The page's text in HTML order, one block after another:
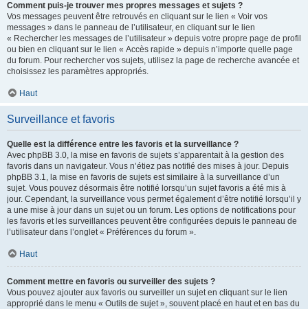
Comment puis-je trouver mes propres messages et sujets ?
Vos messages peuvent être retrouvés en cliquant sur le lien « Voir vos
messages » dans le panneau de l’utilisateur, en cliquant sur le lien
« Rechercher les messages de l’utilisateur » depuis votre propre page de profil
ou bien en cliquant sur le lien « Accès rapide » depuis n’importe quelle page
du forum. Pour rechercher vos sujets, utilisez la page de recherche avancée et
choisissez les paramètres appropriés.
Haut
Surveillance et favoris
Quelle est la différence entre les favoris et la surveillance ?
Avec phpBB 3.0, la mise en favoris de sujets s’apparentait à la gestion des
favoris dans un navigateur. Vous n’étiez pas notifié des mises à jour. Depuis
phpBB 3.1, la mise en favoris de sujets est similaire à la surveillance d’un
sujet. Vous pouvez désormais être notifié lorsqu’un sujet favoris a été mis à
jour. Cependant, la surveillance vous permet également d’être notifié lorsqu’il y
a une mise à jour dans un sujet ou un forum. Les options de notifications pour
les favoris et les surveillances peuvent être configurées depuis le panneau de
l’utilisateur dans l’onglet « Préférences du forum ».
Haut
Comment mettre en favoris ou surveiller des sujets ?
Vous pouvez ajouter aux favoris ou surveiller un sujet en cliquant sur le lien
approprié dans le menu « Outils de sujet », souvent placé en haut et en bas du